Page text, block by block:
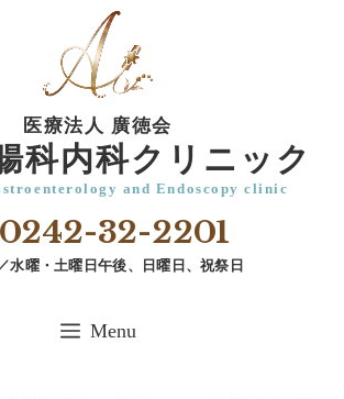
医療法人 廣徳会
科内科クリニック
and Endoscopy clinic
32-2201
水曜・土曜日午後、日曜日、祝祭日
Menu